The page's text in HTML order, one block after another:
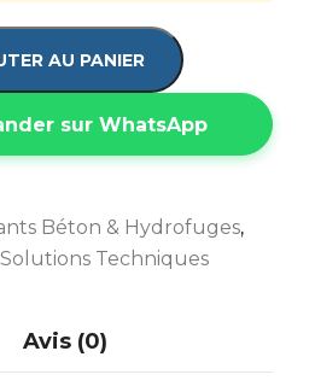
AU PANIER
sur WhatsApp
Béton & Hydrofuges,
Techniques
Avis (0)